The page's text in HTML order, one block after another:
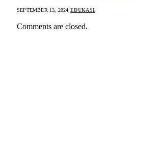
SEPTEMBER 13, 2024 EDUKASI
Comments are closed.